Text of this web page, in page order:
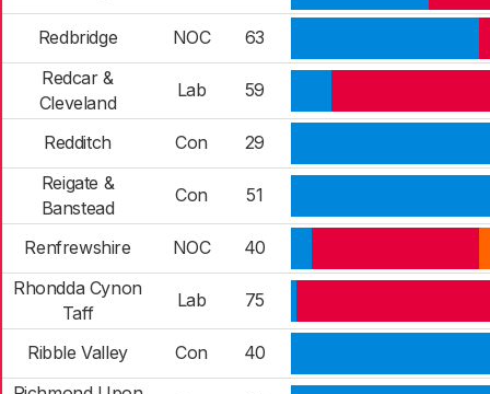
Redbridge NOC
63
Redcar &
Cleveland
Lab 59
Redditch Con
29
Reigate &
Banstead
Con 51
Renfrewshire NOC
40
Rhondda Cynon
Taff
Lab 75
Ribble Valley Con
40